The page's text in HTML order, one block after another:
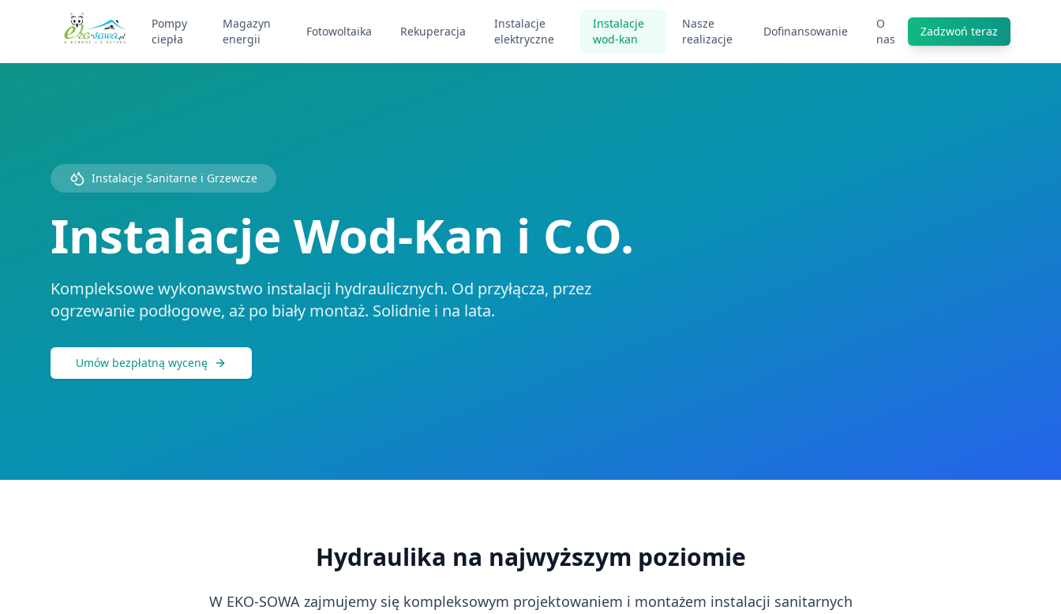
Pompy
ciepła
Magazyn
energii
Fotowoltaika Rekuperacja
Instalacje
elektryczne
Instalacje
wod-kan
Nasze
realizacje
Dofinansowanie
O
nas
Zadzwoń teraz
Instalacje Sanitarne i Grzewcze
Instalacje Wod-Kan i C.O.
Kompleksowe wykonawstwo instalacji hydraulicznych. Od przyłącza, przez
ogrzewanie podłogowe, aż po biały montaż. Solidnie i na lata.
Umów bezpłatną wycenę
Hydraulika na najwyższym poziomie
W EKO-SOWA zajmujemy się kompleksowym projektowaniem i montażem instalacji sanitarnych